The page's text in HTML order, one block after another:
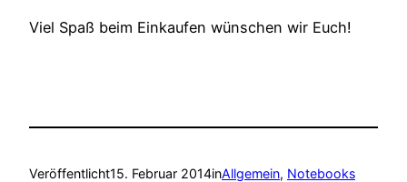
Viel Spaß beim Einkaufen wünschen wir Euch!
Veröffentlicht15. Februar 2014inAllgemein, Notebooks